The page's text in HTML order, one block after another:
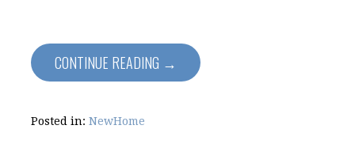
CONTINUE READING →
Posted in: NewHome